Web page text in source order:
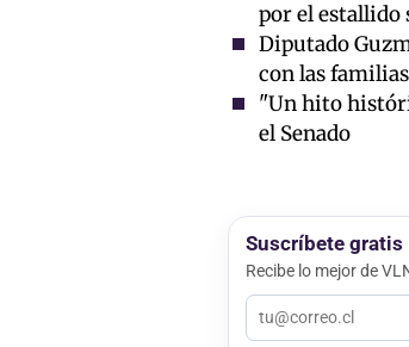
por el estallido
Diputado
con las
"Un hito
el Senado
Suscríbete gratis
Recibe lo mejor de